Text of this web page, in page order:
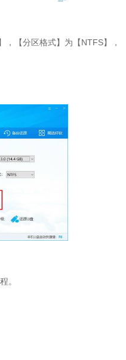
，【分区格式】为【NTFS】，
。